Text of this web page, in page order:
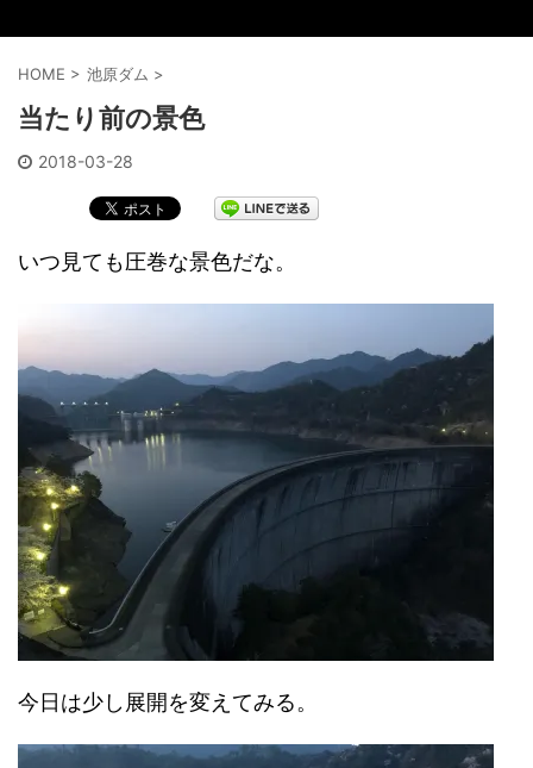
HOME > 池原ダム >
当たり前の景色
2018-03-28
いつ見ても圧巻な景色だな。
今日は少し展開を変えてみる。